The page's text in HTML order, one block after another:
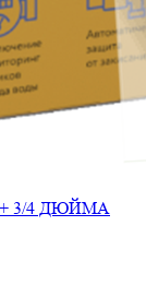
3/4 ДЮЙМА